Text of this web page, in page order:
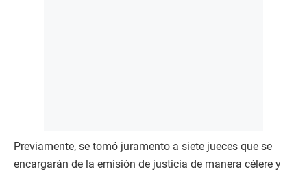
Previamente, se tomó juramento a siete jueces que se
encargarán de la emisión de justicia de manera célere y